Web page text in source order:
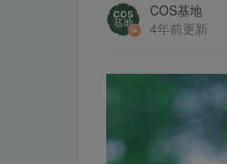
COS基地
4年前更新